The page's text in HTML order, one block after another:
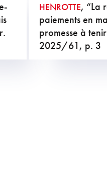
HENROTTE, “La
paiements en
promesse à
2025/61, p. 3